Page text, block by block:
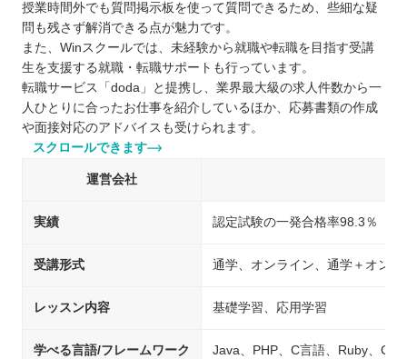
授業時間外でも質問掲示板を使って質問できるため、些細な疑
問も残さず解消できる点が魅力です。
また、Winスクールでは、未経験から就職や転職を目指す受講
生を支援する就職・転職サポートも行っています。
転職サービス「doda」と提携し、業界最大級の求人件数から一
人ひとりに合ったお仕事を紹介しているほか、応募書類の作成
や面接対応のアドバイスも受けられます。
スクロールできます
運営会社
実績 認定試験の一発合格率98.3％
受講形式 通学、オンライン、通学＋オンラ
レッスン内容 基礎学習、応用学習
学べる言語/フレームワーク Java、PHP、C言語、Ruby、C#